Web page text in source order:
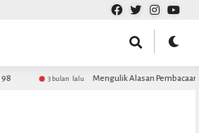
3 bulan lalu Mengulik Alasan Pembacaan